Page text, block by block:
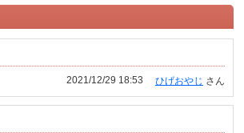
ひげおやじ さん
2021/12/29 18:53